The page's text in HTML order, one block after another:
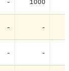
- -
- -